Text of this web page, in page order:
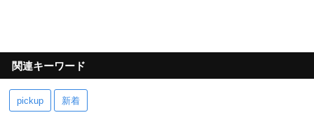
関連キーワード
pickup 新着